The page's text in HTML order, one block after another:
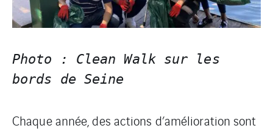
Photo : Clean Walk sur les
bords de Seine
Chaque année, des actions d’amélioration sont